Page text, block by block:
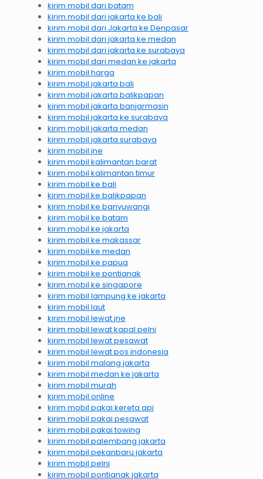
kirim mobil dari batam
kirim mobil dari jakarta ke bali
kirim mobil dari Jakarta ke Denpasar
kirim mobil dari jakarta ke medan
kirim mobil dari jakarta ke surabaya
kirim mobil dari medan ke jakarta
kirim mobil harga
kirim mobil jakarta bali
kirim mobil jakarta balikpapan
kirim mobil jakarta banjarmasin
kirim mobil jakarta ke surabaya
kirim mobil jakarta medan
kirim mobil jakarta surabaya
kirim mobil jne
kirim mobil kalimantan barat
kirim mobil kalimantan timur
kirim mobil ke bali
kirim mobil ke balikpapan
kirim mobil ke banyuwangi
kirim mobil ke batam
kirim mobil ke jakarta
kirim mobil ke makassar
kirim mobil ke medan
kirim mobil ke papua
kirim mobil ke pontianak
kirim mobil ke singapore
kirim mobil lampung ke jakarta
kirim mobil laut
kirim mobil lewat jne
kirim mobil lewat kapal pelni
kirim mobil lewat pesawat
kirim mobil lewat pos indonesia
kirim mobil malang jakarta
kirim mobil medan ke jakarta
kirim mobil murah
kirim mobil online
kirim mobil pakai kereta api
kirim mobil pakai pesawat
kirim mobil pakai towing
kirim mobil palembang jakarta
kirim mobil pekanbaru jakarta
kirim mobil pelni
kirim mobil pontianak jakarta